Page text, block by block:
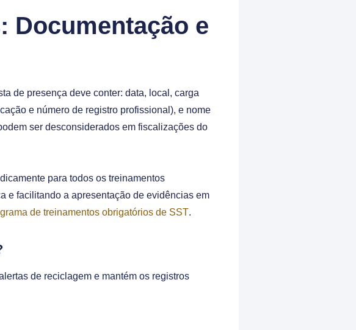
Documentação e
de presença deve conter: data, local, carga
e número de registro profissional), e nome
ser desconsiderados em fiscalizações do
para todos os treinamentos
e facilitando a apresentação de evidências em
de treinamentos obrigatórios de SST.
de reciclagem e mantém os registros